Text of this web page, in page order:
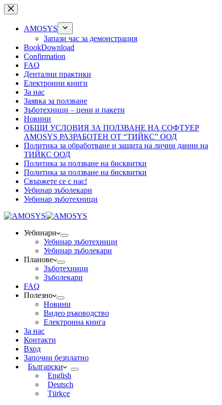
Skip
to
contentAMOSYS
Запази час за демонстрация
BookDownload
Confirmation
FAQ
Дентални практики
Електронни книги
За нас
Заявка за ползване
Зъботехници – цени и пакети
Новини
ОБЩИ УСЛОВИЯ ЗА ПОЛЗВАНЕ НА СОФТУЕР
AMOSYS РАЗРАБОТЕН ОТ “ТИЙКС” ООД
Политика за обработване и защита на лични данни на
ТИЙКС ООД
Политика за ползване на бисквитки
Политика за ползване на бисквитки
Свържете се с нас!
Уебинар зъболекари
Уебинар зъботехници
Уебинари
Уебинар зъботехници
Уебинар зъболекари
Планове
Зъботехници
Зъболекари
FAQ
Полезно
Новини
Видео ръководство
Електронна книга
За нас
Контакти
Вход
Започни безплатно
Български
English
Deutsch
Türkçe